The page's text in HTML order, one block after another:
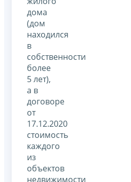
дома
(дом
находился
в
собственности
более
5 лет),
а в
договоре
от
17.12.2020
стоимость
каждого
из
объектов
недвижимости